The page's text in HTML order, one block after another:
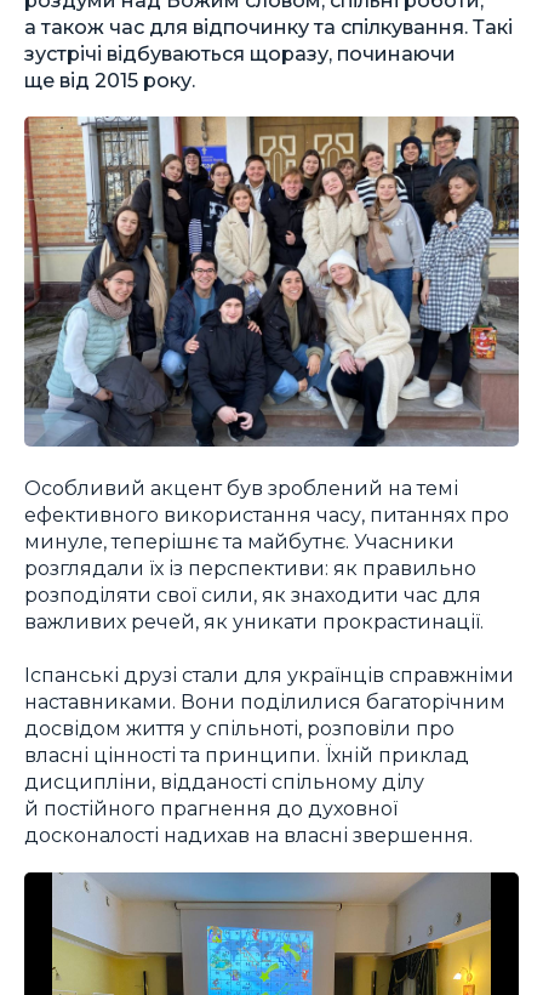
а також час для відпочинку та спілкування. Такі
зустрічі відбуваються щоразу, починаючи
ще від 2015 року.
Особливий акцент був зроблений на темі
ефективного використання часу, питаннях про
минуле, теперішнє та майбутнє. Учасники
розглядали їх із перспективи: як правильно
розподіляти свої сили, як знаходити час для
важливих речей, як уникати прокрастинації.
Іспанські друзі стали для українців справжніми
наставниками. Вони поділилися багаторічним
досвідом життя у спільноті, розповіли про
власні цінності та принципи. Їхній приклад
дисципліни, відданості спільному ділу
й постійного прагнення до духовної
досконалості надихав на власні звершення.